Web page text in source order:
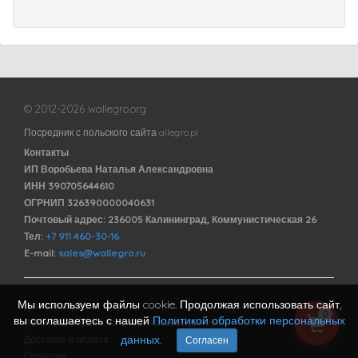
© 2012-2026 wallegro.org
Посредник с польского сайта allegro.pl
Контакты
ИП Воробьева Наталья Александровна
ИНН 390705644610
ОГРНИП 326390000040631
Почтовый адрес: 236005 Калининград, Коммунистическая 26
Тел: +7 911 460-30-16
E-mail: sales@wallegro.ru
Договор оферты
Политика обработки персональных данных
0
Мы используем файлы cookie. Продолжая использовать сайт,
вы соглашаетесь с нашей Политикой обработки персональных
данных
Согласен